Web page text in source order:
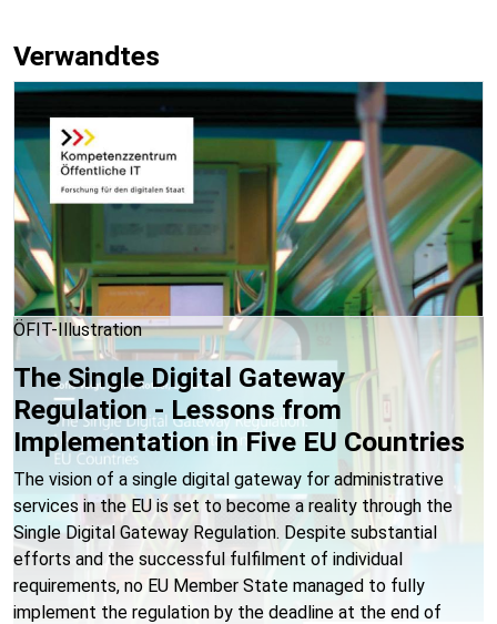
Verwandtes
ÖFIT-Illustration
The Single Digital Gateway
Regulation - Lessons from
Implementation in Five EU Countries
The vision of a single digital gateway for administrative
services in the EU is set to become a reality through the
Single Digital Gateway Regulation. Despite substantial
efforts and the successful fulfilment of individual
requirements, no EU Member State managed to fully
implement the regulation by the deadline at the end of